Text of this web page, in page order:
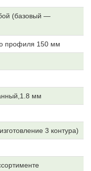
(базовый —
профиля 150 мм
мм
3 контура)